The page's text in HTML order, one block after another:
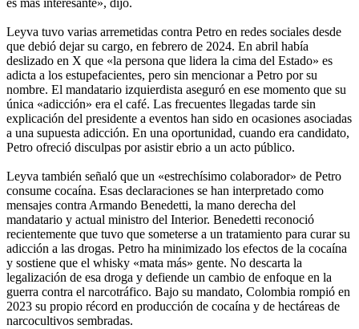
es más interesante», dijo.
Leyva tuvo varias arremetidas contra Petro en redes sociales desde
que debió dejar su cargo, en febrero de 2024. En abril había
deslizado en X que «la persona que lidera la cima del Estado» es
adicta a los estupefacientes, pero sin mencionar a Petro por su
nombre. El mandatario izquierdista aseguró en ese momento que su
única «adicción» era el café. Las frecuentes llegadas tarde sin
explicación del presidente a eventos han sido en ocasiones asociadas
a una supuesta adicción. En una oportunidad, cuando era candidato,
Petro ofreció disculpas por asistir ebrio a un acto público.
Leyva también señaló que un «estrechísimo colaborador» de Petro
consume cocaína. Esas declaraciones se han interpretado como
mensajes contra Armando Benedetti, la mano derecha del
mandatario y actual ministro del Interior. Benedetti reconoció
recientemente que tuvo que someterse a un tratamiento para curar su
adicción a las drogas. Petro ha minimizado los efectos de la cocaína
y sostiene que el whisky «mata más» gente. No descarta la
legalización de esa droga y defiende un cambio de enfoque en la
guerra contra el narcotráfico. Bajo su mandato, Colombia rompió en
2023 su propio récord en producción de cocaína y de hectáreas de
narcocultivos sembradas.